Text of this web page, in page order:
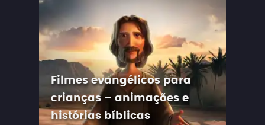
Filmes evangélicos para
crianças – animações e
histórias bíblicas